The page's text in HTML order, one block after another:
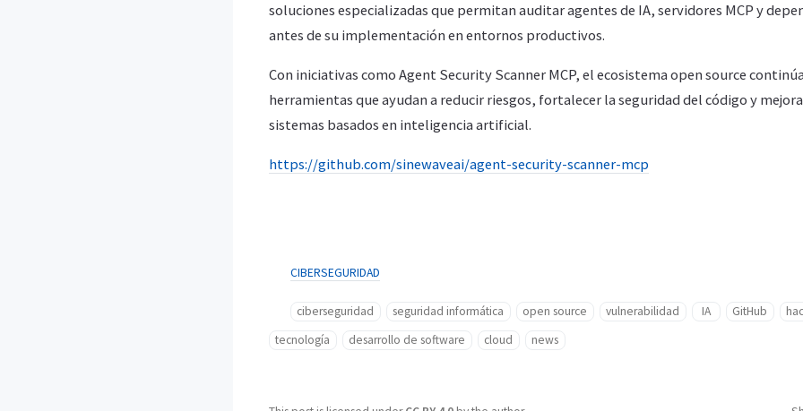
soluciones especializadas que permitan auditar agentes de IA, servidores MCP y
antes de su implementación en entornos productivos.
Con iniciativas como Agent Security Scanner MCP, el ecosistema open source
herramientas que ayudan a reducir riesgos, fortalecer la seguridad del código y
sistemas basados en inteligencia artificial.
https://github.com/sinewaveai/agent-security-scanner-mcp
CIBERSEGURIDAD
ciberseguridad seguridad informática open source vulnerabilidad IA GitHub
tecnología
desarrollo de software cloud news